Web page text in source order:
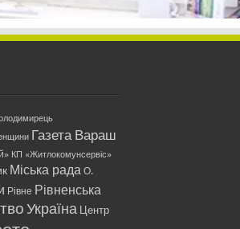
Газета Вараш
КП «Житлокомунсервіс»
Міська рада О.
Рівне Рівненська
Україна Центр